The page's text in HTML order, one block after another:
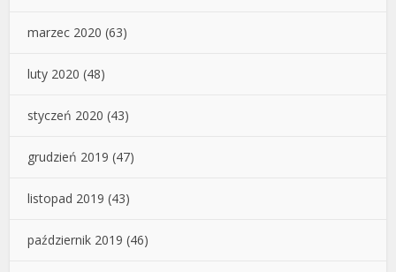
marzec 2020 (63)
luty 2020 (48)
styczeń 2020 (43)
grudzień 2019 (47)
listopad 2019 (43)
październik 2019 (46)